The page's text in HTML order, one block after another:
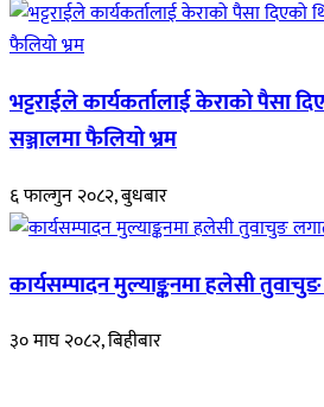
भट्टराईले कार्यकर्तालाई केराको पैसा
सञ्जालमा फैलियो भ्रम
६ फाल्गुन २०८२, बुधबार
कार्यसम्पादन मुल्याङ्कनमा हलेसी
३० माघ २०८२, बिहीबार